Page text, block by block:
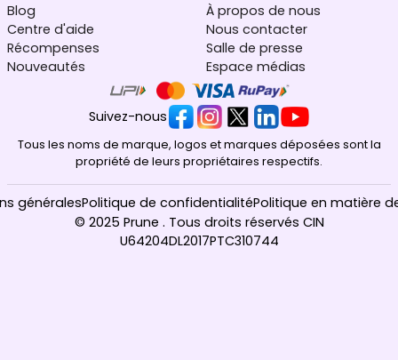
Blog
Centre d'aide
Récompenses
Nouveautés
À propos de nous
Nous contacter
Salle de presse
Espace médias
Suivez-nous
Tous les noms de marque, logos et marques déposées sont la
propriété de leurs propriétaires respectifs.
© 2025 Prune . Tous droits réservés CIN
U64204DL2017PTC310744
généralesPolitique de confidentialitéPolitique en matière